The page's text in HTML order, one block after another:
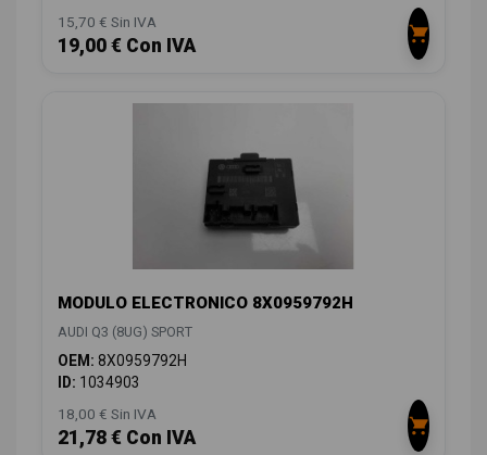
15,70 € Sin IVA
19,00 € Con IVA
MODULO ELECTRONICO 8X0959792H
AUDI Q3 (8UG) SPORT
OEM: 8X0959792H
ID: 1034903
18,00 € Sin IVA
21,78 € Con IVA